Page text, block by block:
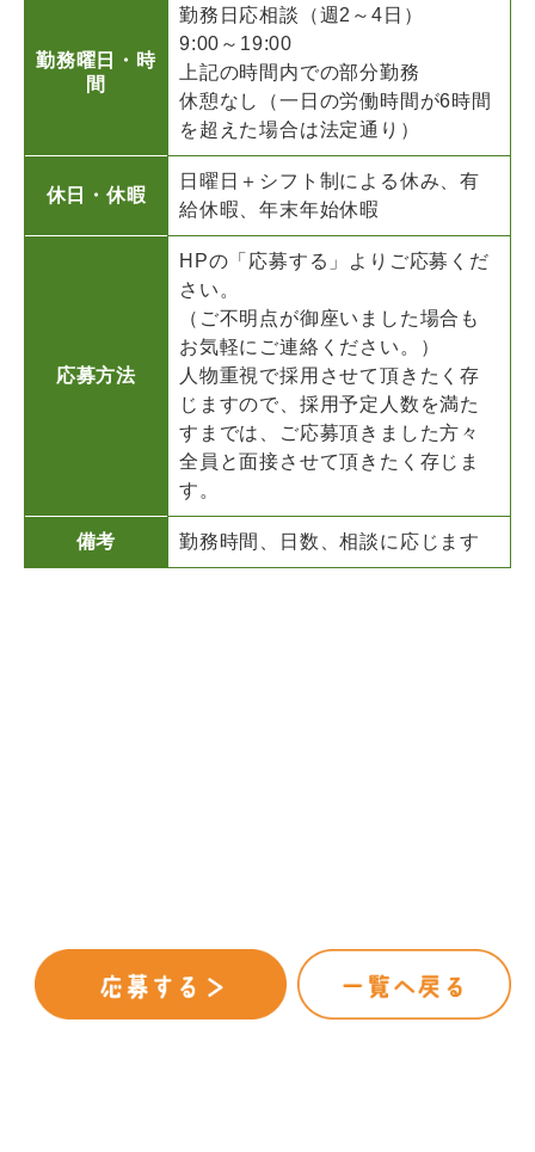
勤務曜日・時
間
勤務日応相談（週2～4日）
9:00～19:00
上記の時間内での部分勤務
休憩なし（一日の労働時間が6時間
を超えた場合は法定通り）
休日・休暇
日曜日＋シフト制による休み、有
給休暇、年末年始休暇
応募方法
HPの「応募する」よりご応募くだ
さい。
（ご不明点が御座いました場合も
お気軽にご連絡ください。）
人物重視で採用させて頂きたく存
じますので、採用予定人数を満た
すまでは、ご応募頂きました方々
全員と面接させて頂きたく存じま
す。
備考 勤務時間、日数、相談に応じます